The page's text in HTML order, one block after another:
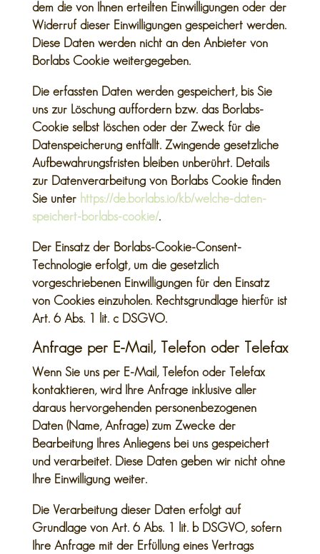
dem die von Ihnen erteilten Einwilligungen oder der
Widerruf dieser Einwilligungen gespeichert werden.
Diese Daten werden nicht an den Anbieter von
Borlabs Cookie weitergegeben.
Die erfassten Daten werden gespeichert, bis Sie
uns zur Löschung auffordern bzw. das Borlabs-
Cookie selbst löschen oder der Zweck für die
Datenspeicherung entfällt. Zwingende gesetzliche
Aufbewahrungsfristen bleiben unberührt. Details
zur Datenverarbeitung von Borlabs Cookie finden
Sie unter https://de.borlabs.io/kb/welche-daten-
speichert-borlabs-cookie/.
Der Einsatz der Borlabs-Cookie-Consent-
Technologie erfolgt, um die gesetzlich
vorgeschriebenen Einwilligungen für den Einsatz
von Cookies einzuholen. Rechtsgrundlage hierfür ist
Art. 6 Abs. 1 lit. c DSGVO.
Anfrage per E-Mail, Telefon oder Telefax
Wenn Sie uns per E-Mail, Telefon oder Telefax
kontaktieren, wird Ihre Anfrage inklusive aller
daraus hervorgehenden personenbezogenen
Daten (Name, Anfrage) zum Zwecke der
Bearbeitung Ihres Anliegens bei uns gespeichert
und verarbeitet. Diese Daten geben wir nicht ohne
Ihre Einwilligung weiter.
Die Verarbeitung dieser Daten erfolgt auf
Grundlage von Art. 6 Abs. 1 lit. b DSGVO, sofern
Ihre Anfrage mit der Erfüllung eines Vertrags